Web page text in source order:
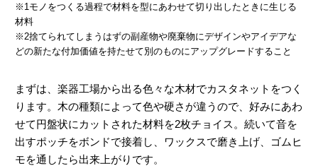
※1モノをつくる過程で材料を型にあわせて切り出したときに生じる
材料
※2捨てられてしまうはずの副産物や廃棄物にデザインやアイデアな
どの新たな付加価値を持たせて別のものにアップグレードすること
まずは、楽器工場から出る色々な木材でカスタネットをつく
ります。木の種類によって色や硬さが違うので、好みにあわ
せて円盤状にカットされた材料を2枚チョイス。続いて音を
出すポッチをボンドで接着し、ワックスで磨き上げ、ゴムヒ
モを通したら出来上がりです。